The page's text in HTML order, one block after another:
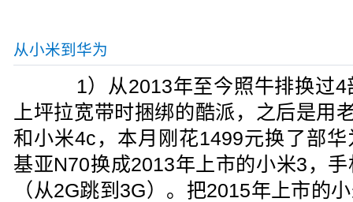
从小米到华为
1）从2013年至今照牛排换过4
上坪拉宽带时捆绑的酷派，之后是用
和小米4c，本月刚花1499元换了部
基亚N70换成2013年上市的小米3，
（从2G跳到3G）。把2015年上市的